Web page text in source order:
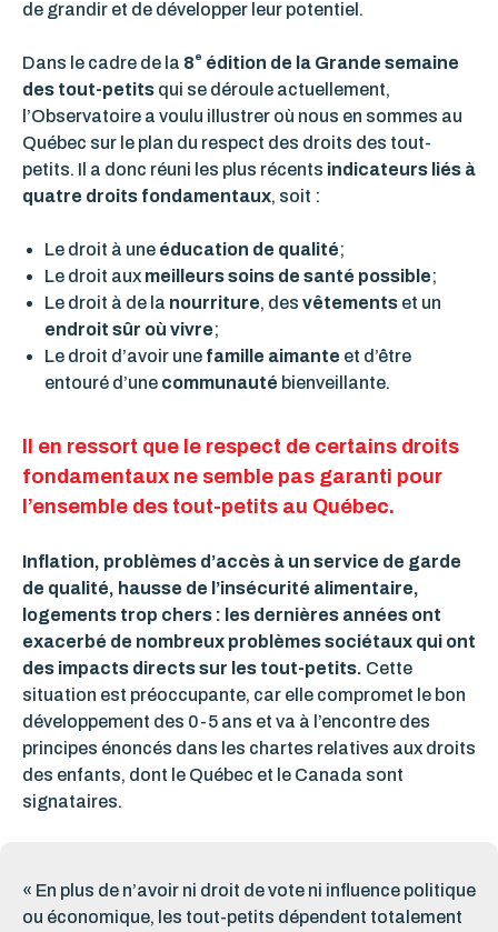
de grandir et de développer leur potentiel.
Dans le cadre de la 8 e édition de la Grande semaine
des tout-petits qui se déroule actuellement,
l’Observatoire a voulu illustrer où nous en sommes au
Québec sur le plan du respect des droits des tout-
petits. Il a donc réuni les plus récents indicateurs liés à
quatre droits fondamentaux, soit :
Le droit à une éducation de qualité;
Le droit aux meilleurs soins de santé possible;
Le droit à de la nourriture, des vêtements et un
endroit sûr où vivre;
Le droit d’avoir une famille aimante et d’être
entouré d’une communauté bienveillante.
Il en ressort que le respect de certains droits
fondamentaux ne semble pas garanti pour
l’ensemble des tout-petits au Québec.
Inflation, problèmes d’accès à un service de garde
de qualité, hausse de l’insécurité alimentaire,
logements trop chers : les dernières années ont
exacerbé de nombreux problèmes sociétaux qui ont
des impacts directs sur les tout-petits. Cette
situation est préoccupante, car elle compromet le bon
développement des 0-5 ans et va à l’encontre des
principes énoncés dans les chartes relatives aux droits
des enfants, dont le Québec et le Canada sont
signataires.
« En plus de n’avoir ni droit de vote ni influence politique
ou économique, les tout-petits dépendent totalement